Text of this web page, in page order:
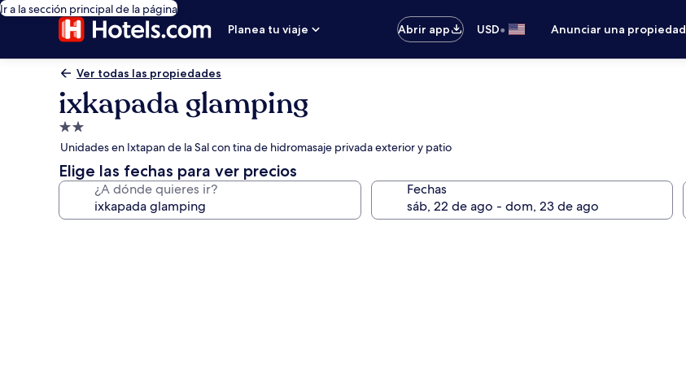
Ir a la sección principal de la página
Planea tu viaje
Abrir app USD• Anunciar una propiedad
Ver todas las propiedades
ixkapada glamping
Propiedad
de
2.0
estrellas
Unidades en Ixtapan de la Sal con tina de hidromasaje privada exterior y patio
Elige las fechas para ver precios
¿A dónde quieres ir? Fechas